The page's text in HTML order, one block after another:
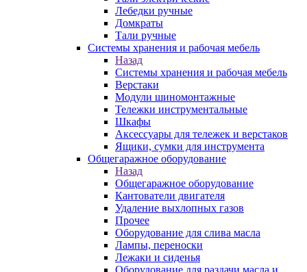
Лебедки ручные
Домкраты
Тали ручные
Системы хранения и рабочая мебель
Назад
Системы хранения и рабочая мебель
Верстаки
Модули шиномонтажные
Тележки инструментальные
Шкафы
Аксессуары для тележек и верстаков
Ящики, сумки для инструмента
Общегаражное оборудование
Назад
Общегаражное оборудование
Кантователи двигателя
Удаление выхлопных газов
Прочее
Оборудование для слива масла
Лампы, переноски
Лежаки и сиденья
Оборудование для раздачи масла и